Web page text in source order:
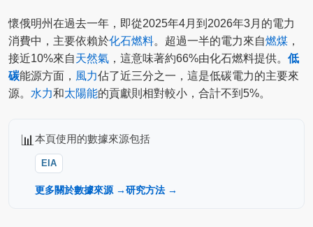
懷俄明州在過去一年，即從2025年4月到2026年3月的電力
消費中，主要依賴於化石燃料。超過一半的電力來自燃煤 ，
接近10%來自天然氣 ，這意味著約66%由化石燃料提供。 低
碳能源方面， 風力佔了近三分之一，這是低碳電力的主要來
源。 水力和太陽能的貢獻則相對較小，合計不到5%。
📊 本頁使用的數據來源包括
EIA
更多關於數據來源 →研究方法 →